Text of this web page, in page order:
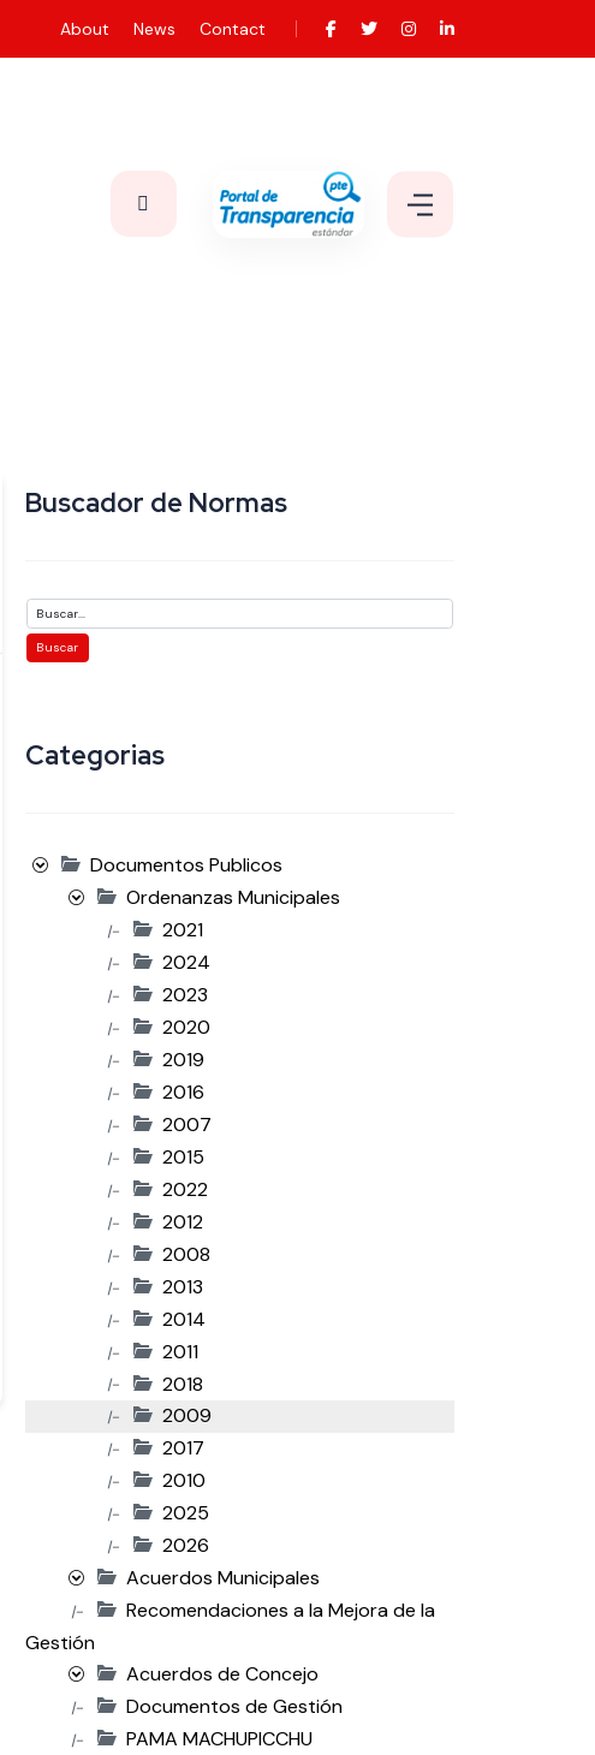
About News Contact
Buscador de Normas
Categorias
Documentos Publicos
Ordenanzas Municipales
|- 2021
|- 2024
|- 2023
|- 2020
|- 2019
|- 2016
|- 2007
|- 2015
|- 2022
|- 2012
|- 2008
|- 2013
|- 2014
|- 2011
|- 2018
|- 2009
|- 2017
|- 2010
|- 2025
|-
2026
Acuerdos Municipales
|-
Recomendaciones a la Mejora de la
Gestión
Acuerdos de Concejo
|- Documentos de Gestión
|-
PAMA MACHUPICCHU